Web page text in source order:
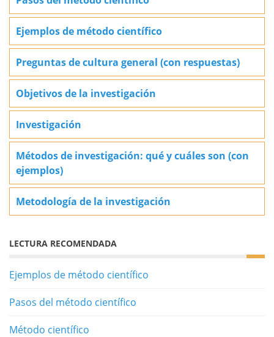
Ejemplos de método científico
Preguntas de cultura general (con respuestas)
Objetivos de la investigación
Investigación
Métodos de investigación: qué y cuáles son (con
ejemplos)
Metodología de la investigación
LECTURA RECOMENDADA
Ejemplos de método científico
Pasos del método científico
Método científico